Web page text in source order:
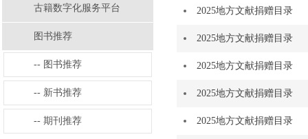
古籍数字化服务平台
图书推荐
-- 图书推荐
-- 新书推荐
-- 期刊推荐
2025地方文献捐赠目录
2025地方文献捐赠目录
2025地方文献捐赠目录
2025地方文献捐赠目录
2025地方文献捐赠目录